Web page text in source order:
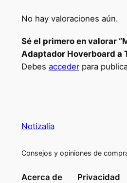
No hay valoraciones aún.
Sé el primero en valorar
Adaptador Hoverboard a
Debes accederpara
Notizalia
Consejos y opiniones de
Acerca de Privacidad